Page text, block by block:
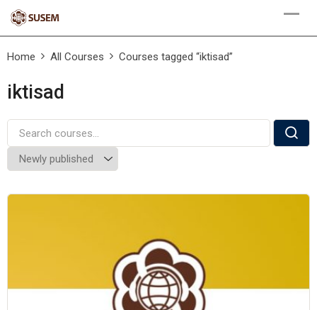
Skip
Home
All Courses Courses tagged “iktisad”
iktisad